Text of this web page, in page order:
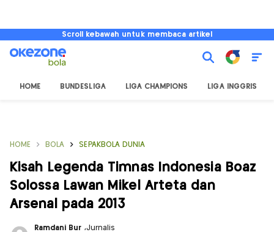
Scroll kebawah untuk membaca artikel
HOME BUNDESLIGA LIGA CHAMPIONS LIGA INGGRIS
HOME BOLA SEPAKBOLA DUNIA
Kisah Legenda Timnas Indonesia Boaz
Solossa Lawan Mikel Arteta dan
Arsenal pada 2013
Ramdani Bur ,Jurnalis